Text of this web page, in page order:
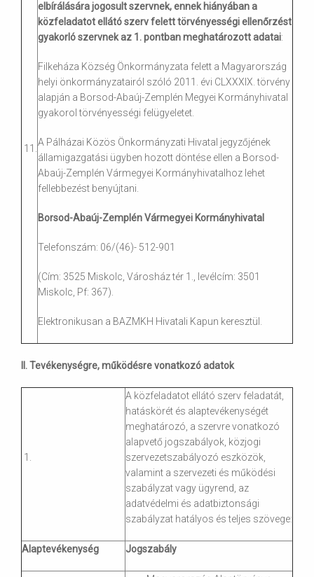
11.
elbírálására jogosult szervnek, ennek hiányában a
közfeladatot ellátó szerv felett törvényességi ellenőrzést
gyakorló szervnek az 1. pontban meghatározott adatai:
Filkeháza Község Önkormányzata felett a Magyarország
helyi önkormányzatairól szóló 2011. évi CLXXXIX. törvény
alapján a Borsod-Abaúj-Zemplén Megyei Kormányhivatal
gyakorol törvényességi felügyeletet.
A Pálházai Közös Önkormányzati Hivatal jegyzőjének
államigazgatási ügyben hozott döntése ellen a Borsod-
Abaúj-Zemplén Vármegyei Kormányhivatalhoz lehet
fellebbezést benyújtani.
Borsod-Abaúj-Zemplén Vármegyei Kormányhivatal
Telefonszám: 06/(46)- 512-901
(Cím: 3525 Miskolc, Városház tér 1., levélcím: 3501
Miskolc, Pf: 367).
Elektronikusan a BAZMKH Hivatali Kapun keresztül.
II. Tevékenységre, működésre vonatkozóadatok
1.
A közfeladatot ellátó szerv feladatát,
hatáskörét és alaptevékenységét
meghatározó, a szervre vonatkozó
alapvető jogszabályok, közjogi
szervezetszabályozó eszközök,
valamint a szervezeti és működési
szabályzat vagy ügyrend, az
adatvédelmi és adatbiztonsági
szabályzat hatályos és teljes szövege:
Alaptevékenység Jogszabály